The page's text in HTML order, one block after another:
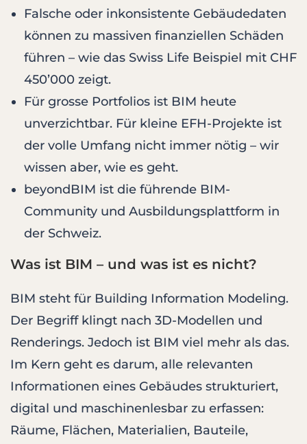
Falsche oder inkonsistente Gebäudedaten
können zu massiven finanziellen Schäden
führen – wie das Swiss Life Beispiel mit CHF
450’000 zeigt.
Für grosse Portfolios ist BIM heute
unverzichtbar. Für kleine EFH-Projekte ist
der volle Umfang nicht immer nötig – wir
wissen aber, wie es geht.
beyondBIM ist die führende BIM-
Community und Ausbildungsplattform in
der Schweiz.
Was ist BIM – und was ist es nicht?
BIM steht für Building Information Modeling.
Der Begriff klingt nach 3D-Modellen und
Renderings. Jedoch ist BIM viel mehr als das.
Im Kern geht es darum, alle relevanten
Informationen eines Gebäudes strukturiert,
digital und maschinenlesbar zu erfassen:
Räume, Flächen, Materialien, Bauteile,